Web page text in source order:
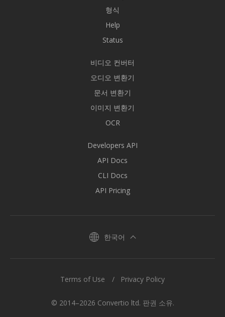
형식
Help
Status
비디오 컨버터
오디오 변환기
문서 변환기
이미지 변환기
OCR
Developers API
API Docs
CLI Docs
API Pricing
한국어
© 2014–2026 Convertio ltd. 판권 소유.
Terms of Use Privacy Policy